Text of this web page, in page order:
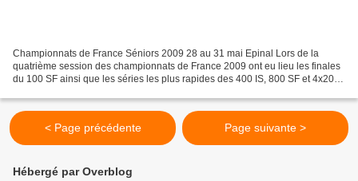
Championnats de France Séniors 2009 28 au 31 mai Epinal Lors de la
quatrième session des championnats de France 2009 ont eu lieu les finales
du 100 SF ainsi que les séries les plus rapides des 400 IS, 800 SF et 4x200
< Page précédente Page suivante >
Hébergé par Overblog